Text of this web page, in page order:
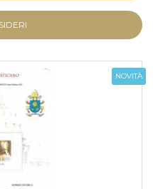
NOVITÀ